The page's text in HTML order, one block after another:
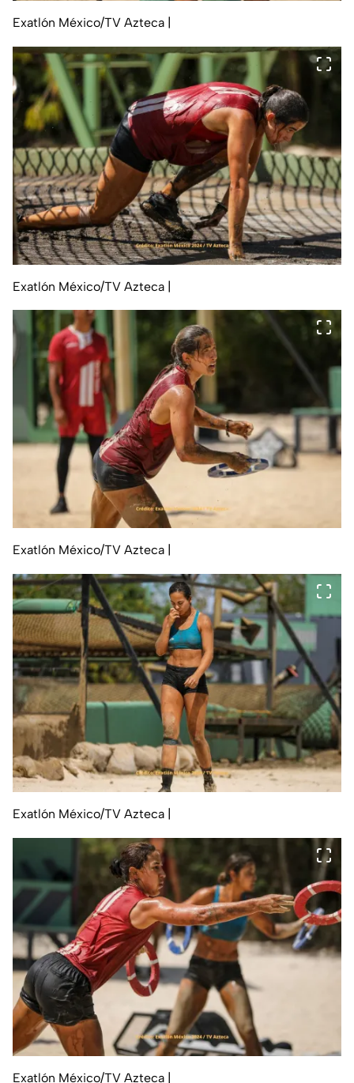
Exatlón México/TV Azteca |
Exatlón México/TV Azteca |
Exatlón México/TV Azteca
Exatlón México/TV Azteca |
Exatlón México/TV Azteca |